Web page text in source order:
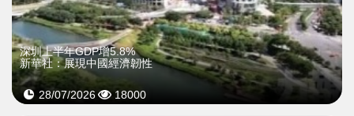
深圳上半年GDP增5.8%
新華社：展現中國經濟韌性
28/07/2026 18000